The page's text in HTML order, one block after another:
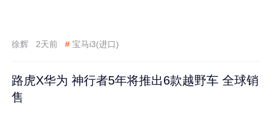
徐辉 2天前 # 宝马i3(进口)
路虎X华为 神行者5年将推出6款越野车 全球销
售